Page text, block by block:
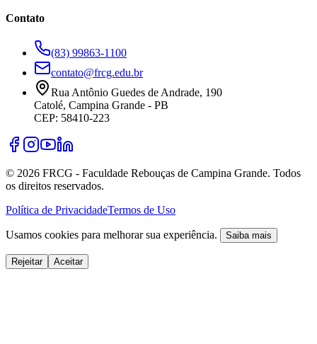
Contato
(83) 99863-1100
contato@frcg.edu.br
Rua Antônio Guedes de Andrade, 190
Catolé, Campina Grande - PB
CEP: 58410-223
© 2026 FRCG - Faculdade Rebouças de Campina Grande. Todos
os direitos reservados.
Política de PrivacidadeTermos de Uso
Usamos cookies para melhorar sua experiência. Saiba mais
Rejeitar Aceitar